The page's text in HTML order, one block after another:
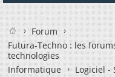
Forum
Futura-Techno : les
technologies
Informatique
Logiciel -